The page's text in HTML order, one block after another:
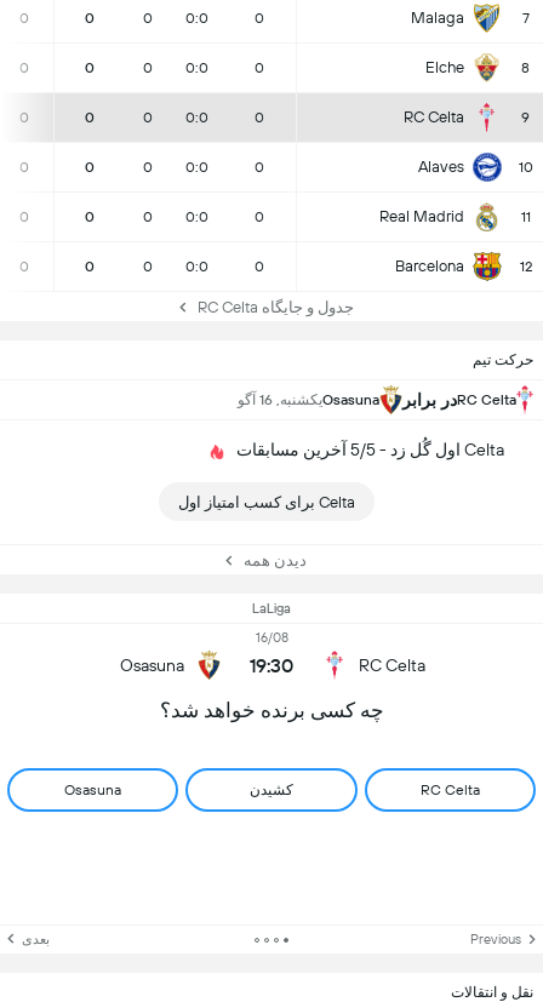
7
Malaga
0
0:0
0
0
0
8
Elche
0
0:0
0
0
0
9
RC Celta
0
0:0
0
0
0
10
Alaves
0
0:0
0
0
0
11
Real Madrid
0
0:0
0
0
0
12
Barcelona
0
0:0
0
0
0
جدول و جایگاه RC Celta
حرکت تیم
RC Celtaدر برابر Osasunaیکشنبه, 16 آگو
Celta اول گُل زد - 5/5 آخرین مسابقات
Celta برای کسب امتیاز اول
دیدن همه
LaLiga
RC Celta
16/08
19:30
Osasuna
چه کسی برنده خواهد شد؟
RC Celta کشیدن Osasuna
Previous بعدی
نقل و انتقالات